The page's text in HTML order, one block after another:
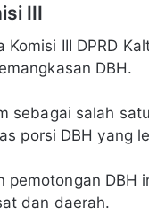
III
Komisi III DPRD
DBH.
sebagai salah
porsi DBH yang
pemotongan
dan daerah.